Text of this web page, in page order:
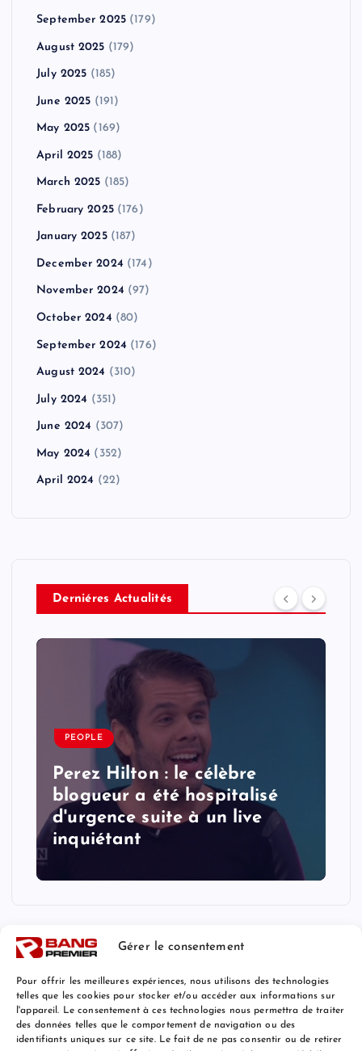
Gérer le consentement
Pour offrir les meilleures expériences, nous utilisons des technologies
telles que les cookies pour stocker et/ou accéder aux informations sur
l'appareil. Le consentement à ces technologies nous permettra de traiter
des données telles que le comportement de navigation ou des
identifiants uniques sur ce site. Le fait de ne pas consentir ou de retirer
September 2025 (179)
August 2025 (179)
July 2025 (185)
June 2025 (191)
May 2025 (169)
April 2025 (188)
March 2025 (185)
February 2025(176)
January 2025(187)
December 2024 (174)
November 2024 (97)
October 2024 (80)
September 2024 (176)
August 2024 (310)
July 2024 (351)
June 2024 (307)
May 2024 (352)
April 2024 (22)
Derniéres Actualités
PEOPLE
Perez Hilton : le célèbre
blogueur a été hospitalisé
d'urgence suite à un live
inquiétant
Mentions Légales